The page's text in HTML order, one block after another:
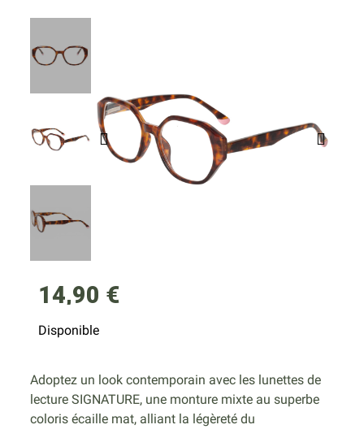
14,90 €
Disponible
Adoptez un look contemporain avec les lunettes de
lecture SIGNATURE, une monture mixte au superbe
coloris écaille mat, alliant la légèreté du